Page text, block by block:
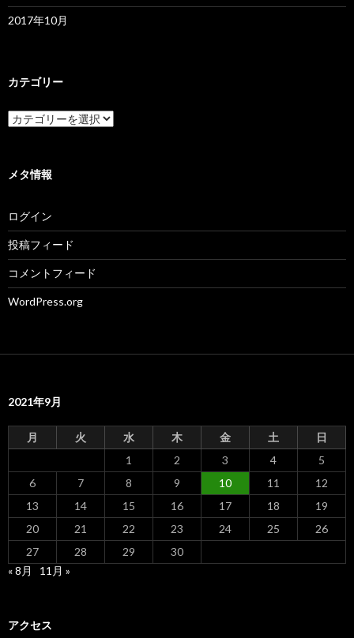
2017年10月
カテゴリー
カ
テ
ー
メタ情報
ログイン
投稿フィード
コメントフィード
WordPress.org
2021年9月
月 火 水 木 金 土
日
1
2 3 4
5
6
7 8 9 10 11
12
13
14 15 16 17 18
19
20
21 22 23 24 25
26
27
28 29
30
« 8月
11月 »
アクセス